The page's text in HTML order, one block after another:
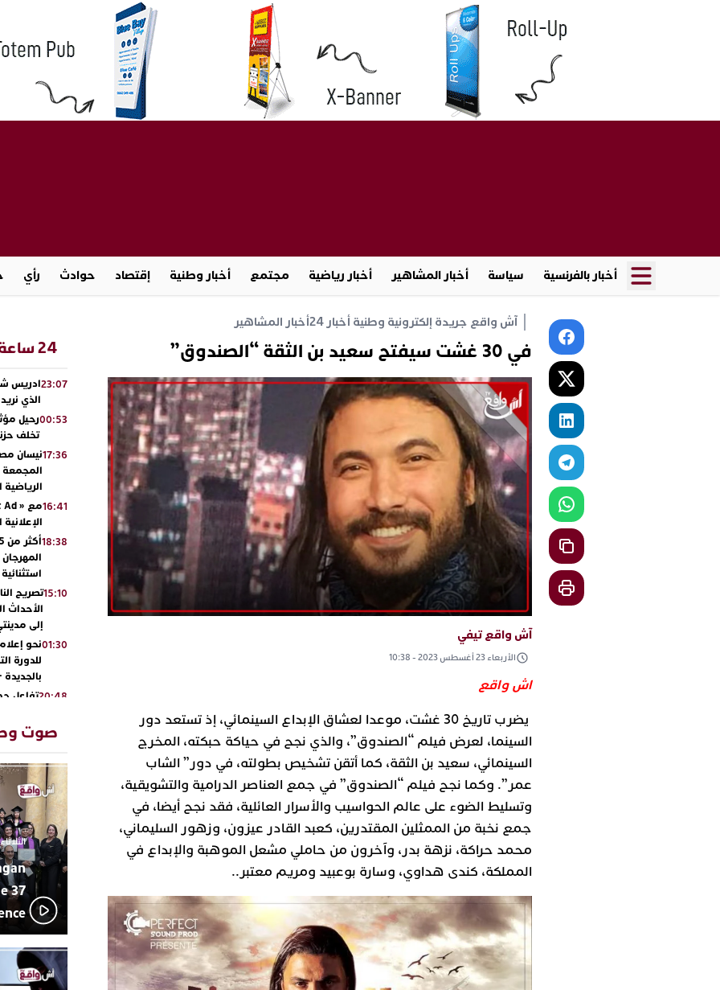
أخبار بالفرنسية سياسة أخبار المشاهير أخبار رياضية مجتمع أخبار وطنية إقتصاد حوادث رأي
آش واقع جريدة إلكترونية وطنية أخبار 24 أخبار المشاهير
في 30 غشت سيفتح سعيد بن الثقة “الصندوق”
آش واقع تيفي
الأربعاء 23 أغسطس 2023 - 10:38
اش واقع
يضرب تاريخ 30 غشت، موعدا لعشاق الإبداع السينمائي، إذ تستعد دور
السينما، لعرض فيلم “الصندوق”، والذي نجح في حياكة حبكته، المخرج
السينمائي، سعيد بن الثقة، كما أتقن تشخيص بطولته، في دور” الشاب
عمر”. وكما نجح فيلم “الصندوق” في جمع العناصر الدرامية والتشويقية،
وتسليط الضوء على عالم الحواسيب والأسرار العائلية، فقد نجح أيضا، في
جمع نخبة من الممثلين المقتدرين، كعبد القادر عيزون، وزهور السليماني،
محمد حراكة، نزهة بدر، وآخرون من حاملي مشعل الموهبة والإبداع في
المملكة، كندى هداوي، وسارة بوعبيد ومريم معتبر..
24 ساعة
23:07ادريس
الذي نريد
00:53رحيل
تخلف
17:36نيسان
المجمعة
16:41
18:38
استثنائية
15:10تصريح
الأحداث
إلى
01:30نحو
للدورة
20:48تفاعل
22:36 أبوظبي
العرش
بن زايد
13:30 دنيا
بأداء
19:11 يقظة
مثيرة
بالجديدة
17:27اتحاد
دورة
23:18ترسيخا
صوت
الثلاثاء 10 مارس 2026 -
37